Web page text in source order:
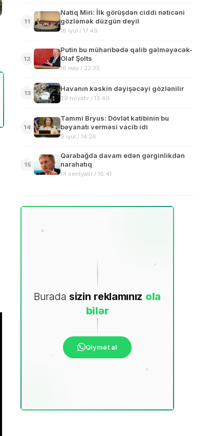
11
Natiq Miri: İlk görüşdən ciddi nəticəni
gözləmək düzgün deyil
18 iyul / 17:49
12
Putin bu müharibədə qalib gəlməyəcək-
Olaf Şolts
16 may / 22:35
13
Havanın kəskin dəyişəcəyi gözlənilir
29 noyabr / 13:49
14
Tammi Bryus: Dövlət katibinin bu
bəyanatı verməsi vacib idi
9 iyul / 14:26
15
Qarabağda davam edən gərginlikdən
narahatıq
14 sentyabr / 16:41
Burada sizin reklamınız ola
bilər
Qiymət al